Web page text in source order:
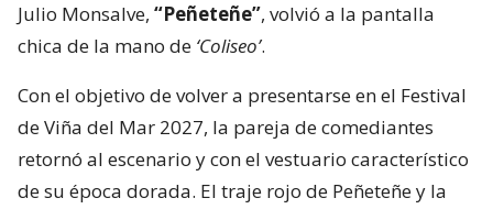
Julio Monsalve, “Peñeteñe”, volvió a la pantalla
chica de la mano de ‘Coliseo’.
Con el objetivo de volver a presentarse en el Festival
de Viña del Mar 2027, la pareja de comediantes
retornó al escenario y con el vestuario característico
de su época dorada. El traje rojo de Peñeteñe y la